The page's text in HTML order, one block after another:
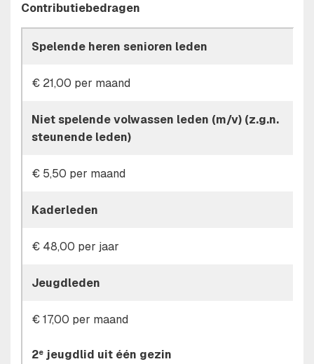
Contributiebedragen
Spelende heren senioren leden
€ 21,00 per maand
Niet spelende volwassen leden (m/v) (z.g.n.
steunende leden)
€ 5,50 per maand
Kaderleden
€ 48,00 per jaar
Jeugdleden
€ 17,00 per maand
2e jeugdlid uit één gezin